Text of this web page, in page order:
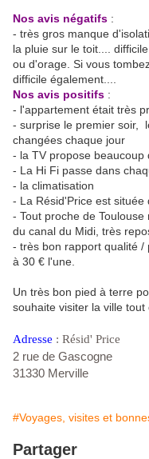
Nos avis négatifs :
- très gros manque
la pluie sur le toit....
ou d'orage. Si vous
difficile également....
Nos avis positifs :
- l'appartement était très
- surprise le premier soir,
changées chaque jour
- la TV propose beaucoup
- La Hi Fi passe dans
- la climatisation
- La Résid'Price est située
- Tout proche de
du canal du Midi, très
- très bon rapport qualité /
à 30 € l'une.
Un très bon pied à terre
souhaite visiter la ville tout
Adresse : Résid' Price
2 rue de Gascogne
31330 Merville
#Voyages, visites et
Partager